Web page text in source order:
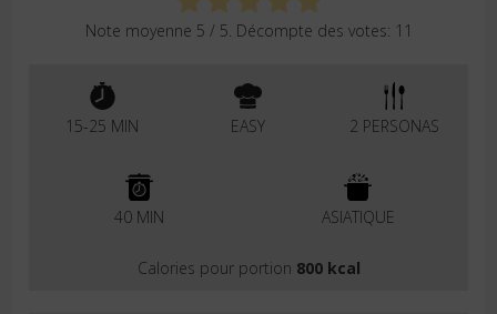
Note moyenne 5 / 5. Décompte des votes: 11
15-25 MIN EASY 2 PERSONAS
40 MIN ASIATIQUE
Calories pour portion 800 kcal